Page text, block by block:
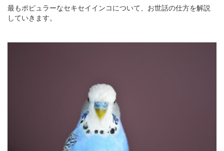
最もポピュラーなセキセイインコについて、お世話の仕方を解説
していきます。